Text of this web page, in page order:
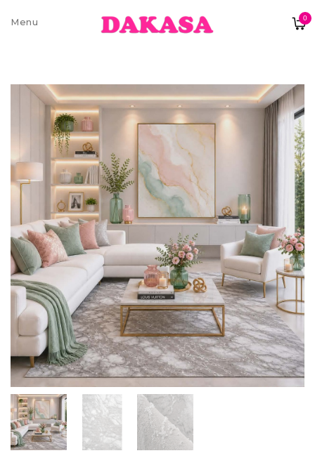
0
Sobre nós
Contatos e moradas
Pagamentos e Envios
Trocas e Devoluções
Termos e condições
Política de Privacidade
Livro de Reclamações